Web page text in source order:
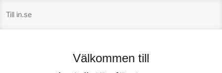
innehåll
Till in.se
Välkommen till